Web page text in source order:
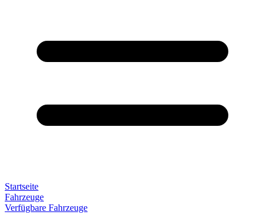
Startseite
Fahrzeuge
Verfügbare Fahrzeuge